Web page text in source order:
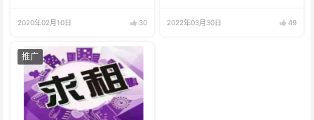
2020年02月10日 30 2022年03月30日 49
推广